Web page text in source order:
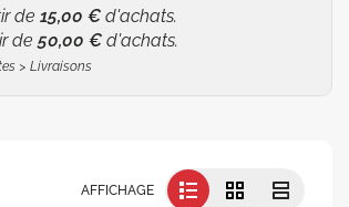
de15,00 € d'achats.
de50,00 € d'achats.
> Livraisons
AFFICHAGE